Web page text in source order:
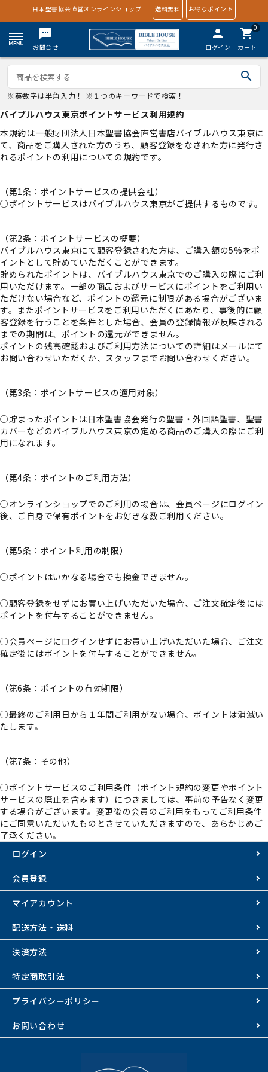
日本聖書協会直営オンラインショップ 送料無料 お得なポイント
textsms
お問合せ
person
ログイン
0
shopping_cart
カート
search
※英数字は半角入力！ ※１つのキーワードで検索！
バイブルハウス東京ポイントサービス利用規約
本規約は一般財団法人日本聖書協会直営書店バイブルハウス東京に
て、商品をご購入された方のうち、顧客登録をなされた方に発行さ
れるポイントの利用についての規約です。
（第1条：ポイントサービスの提供会社）
○ポイントサービスはバイブルハウス東京がご提供するものです。
（第2条：ポイントサービスの概要）
バイブルハウス東京にて顧客登録された方は、ご購入額の5%をポ
イントとして貯めていただくことができます。
貯められたポイントは、バイブルハウス東京でのご購入の際にご利
用いただけます。一部の商品およびサービスにポイントをご利用い
ただけない場合など、ポイントの還元に制限がある場合がございま
す。またポイントサービスをご利用いただくにあたり、事後的に顧
客登録を行うことを条件とした場合、会員の登録情報が反映される
までの期間は、ポイントの還元ができません。
ポイントの残高確認およびご利用方法についての詳細はメールにて
お問い合わせいただくか、スタッフまでお問い合わせください。
（第3条：ポイントサービスの適用対象）
○貯まったポイントは日本聖書協会発行の聖書・外国語聖書、聖書
カバーなどのバイブルハウス東京の定める商品のご購入の際にご利
用になれます。
（第4条：ポイントのご利用方法）
○オンラインショップでのご利用の場合は、会員ページにログイン
後、ご自身で保有ポイントをお好きな数ご利用ください。
（第5条：ポイント利用の制限）
○ポイントはいかなる場合でも換金できません。
○顧客登録をせずにお買い上げいただいた場合、ご注文確定後には
ポイントを付与することができません。
○会員ページにログインせずにお買い上げいただいた場合、ご注文
確定後にはポイントを付与することができません。
（第6条：ポイントの有効期限）
○最終のご利用日から１年間ご利用がない場合、ポイントは消滅い
たします。
（第7条：その他）
○ポイントサービスのご利用条件（ポイント規約の変更やポイント
サービスの廃止を含みます）につきましては、事前の予告なく変更
する場合がございます。変更後の会員のご利用をもってご利用条件
にご同意いただいたものとさせていただきますので、あらかじめご
了承ください。
ログイン
会員登録
マイアカウント
配送方法・送料
決済方法
特定商取引法
プライバシーポリシー
お問い合わせ